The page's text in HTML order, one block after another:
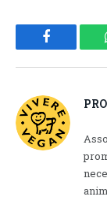
Facebook